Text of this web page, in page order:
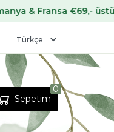
üstü kargo bedava
Sepetim
0